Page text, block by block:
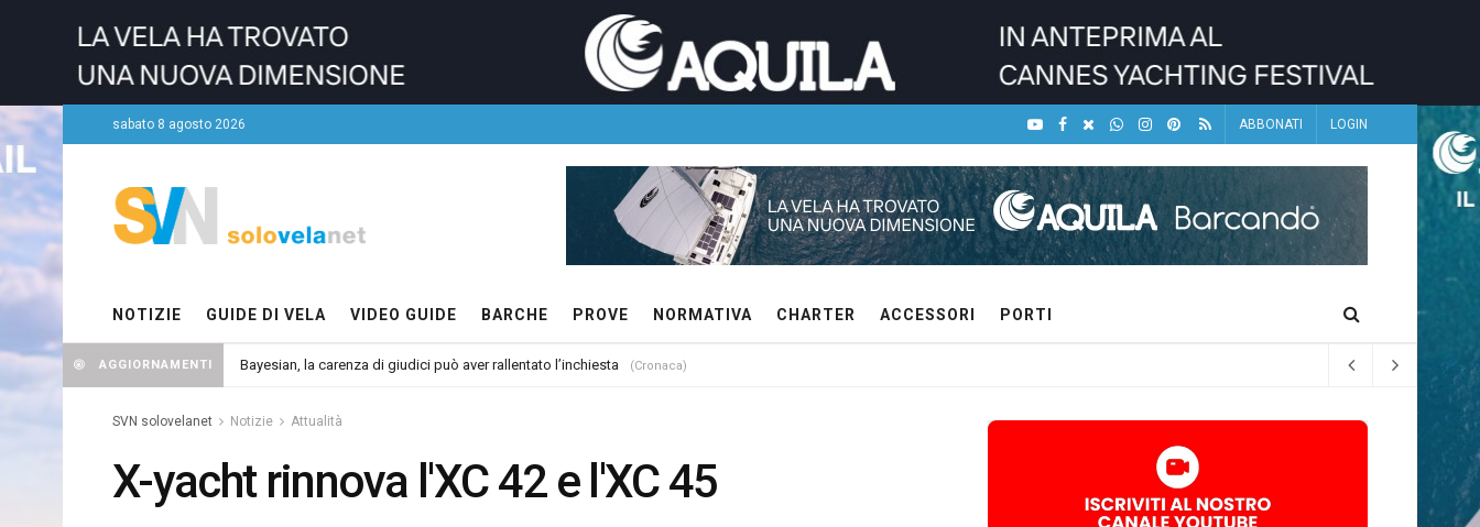
sabato 8 agosto 2026 ABBONATI LOGIN
NOTIZIE GUIDE DI VELA VIDEO GUIDE BARCHE PROVE NORMATIVA CHARTER ACCESSORI PORTI
AGGIORNAMENTI Bayesian, la carenza di giudici può aver rallentato l’inchiesta (Cronaca)
SVN solovelanet Notizie Attualità
X-yacht rinnova l'XC 42 e l'XC 45